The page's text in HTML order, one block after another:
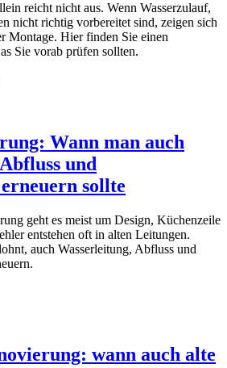
reicht nicht aus. Wenn Wasserzulauf,
nicht richtig vorbereitet sind, zeigen sich
Montage. Hier finden Sie einen
Sie vorab prüfen sollten.
Wann man auch
und
sollte
geht es meist um Design, Küchenzeile
entstehen oft in alten Leitungen.
auch Wasserleitung, Abfluss und
wann auch alte